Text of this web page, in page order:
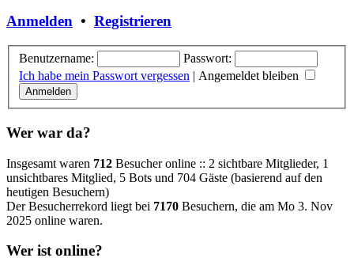
Anmelden • Registrieren
Benutzername:
Passwort:
Ich habe mein Passwort vergessen | Angemeldet bleiben
Wer war da?
Insgesamt waren 712 Besucher online :: 2 sichtbare Mitglieder, 1
unsichtbares Mitglied, 5 Bots und 704 Gäste (basierend auf den
heutigen Besuchern)
Der Besucherrekord liegt bei 7170 Besuchern, die am Mo 3. Nov
2025 online waren.
Wer ist online?